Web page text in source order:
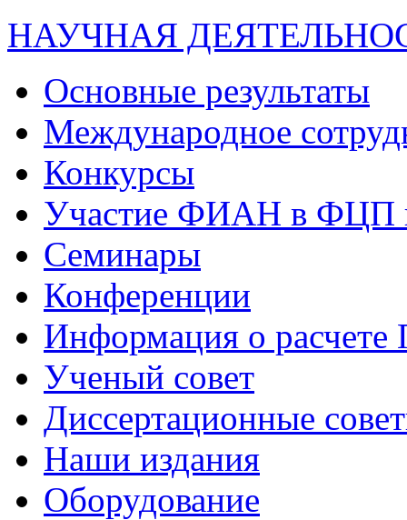
НАУЧНАЯ
Основные результаты
Международное
Конкурсы
Участие ФИАН в ФЦП
Семинары
Конференции
Информация о
Ученый совет
Диссертационные
Наши издания
Оборудование